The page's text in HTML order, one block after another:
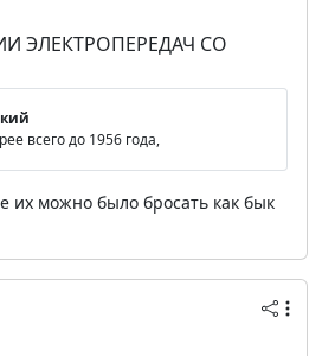
ЭЛЕКТРОПЕРЕДАЧ СО
всего до 1956 года,
их можно было бросать как бык